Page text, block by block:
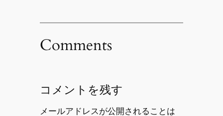
Comments
コメントを残す
メールアドレスが公開されることは